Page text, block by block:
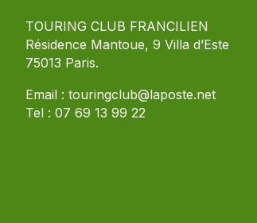
TOURING CLUB FRANCILIEN
Résidence Mantoue, 9 Villa d’Este
75013 Paris.
Email : touringclub@laposte.net
Tel : 07 69 13 99 22